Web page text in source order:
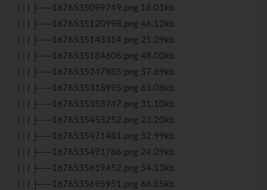
| | | ├──1676535099749.png 18.01kb
| | | ├──1676535120998.png 46.12kb
| | | ├──1676535143314.png 25.29kb
| | | ├──1676535184606.png 48.00kb
| | | ├──1676535247885.png 57.69kb
| | | ├──1676535318995.png 63.08kb
| | | ├──1676535353747.png 31.10kb
| | | ├──1676535455252.png 23.20kb
| | | ├──1676535471481.png 52.99kb
| | | ├──1676535491786.png 24.09kb
| | | ├──1676535619452.png 54.13kb
| | | ├──1676535695951.png 66.85kb